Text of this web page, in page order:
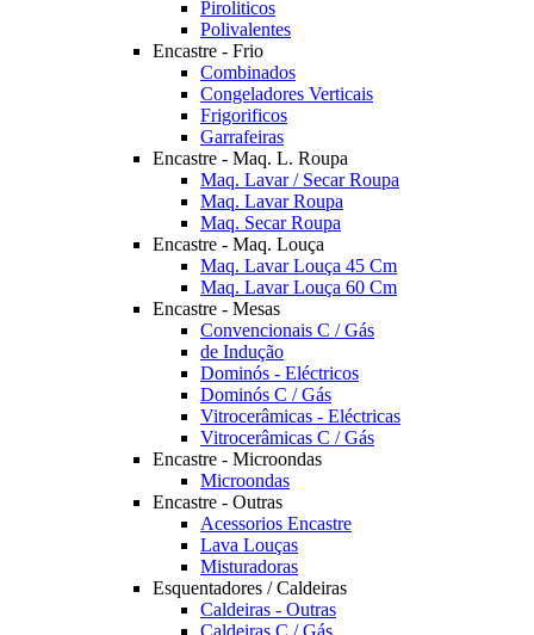
Piroliticos
Polivalentes
Encastre - Frio
Combinados
Congeladores Verticais
Frigorificos
Garrafeiras
Encastre - Maq. L. Roupa
Maq. Lavar / Secar Roupa
Maq. Lavar Roupa
Maq. Secar Roupa
Encastre - Maq. Louça
Maq. Lavar Louça 45 Cm
Maq. Lavar Louça 60 Cm
Encastre - Mesas
Convencionais C / Gás
de Indução
Dominós - Eléctricos
Dominós C / Gás
Vitrocerâmicas - Eléctricas
Vitrocerâmicas C / Gás
Encastre - Microondas
Microondas
Encastre - Outras
Acessorios Encastre
Lava Louças
Misturadoras
Esquentadores / Caldeiras
Caldeiras - Outras
Caldeiras C / Gás